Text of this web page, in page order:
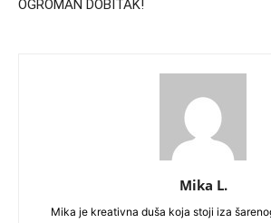
OGROMAN DOBITAK!
Mika L.
Mika je kreativna duša koja stoji iza